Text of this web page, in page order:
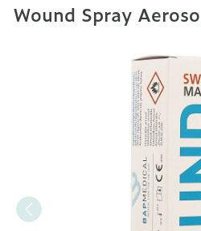
Wound Spray